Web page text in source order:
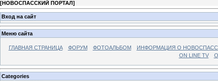
[НОВОСПАССКИЙ ПОРТАЛ]
Вход на сайт
Меню сайта
ГЛАВНАЯ СТРАНИЦА ФОРУМ ФОТОАЛЬБОМ
ИНФОРМАЦИЯ О
ON LINE TV
Categories